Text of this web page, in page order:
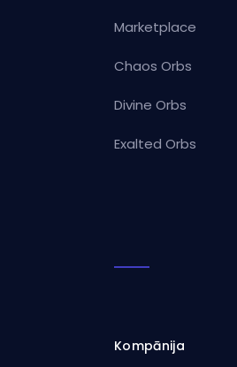
Marketplace
Chaos Orbs
Divine Orbs
Exalted Orbs
Kompānija